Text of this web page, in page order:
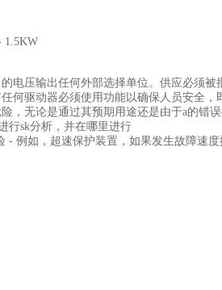
1.5KW
电压输出任何外部选择单位。供应必须
任何驱动器必须使用功能以确保人员安全
，无论是通过其预期用途还是由于a的错
行sk分析，并在哪里进行
- 例如，超速保护装置，如果发生故障速